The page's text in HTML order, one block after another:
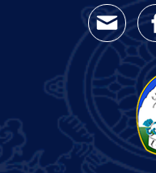
Skip to main content